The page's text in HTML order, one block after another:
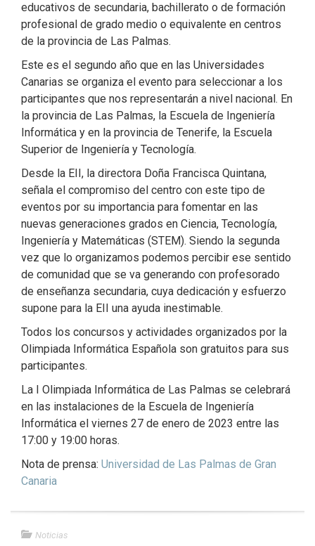
educativos de secundaria, bachillerato o de formación
profesional de grado medio o equivalente en centros
de la provincia de Las Palmas.
Este es el segundo año que en las Universidades
Canarias se organiza el evento para seleccionar a los
participantes que nos representarán a nivel nacional. En
la provincia de Las Palmas, la Escuela de Ingeniería
Informática y en la provincia de Tenerife, la Escuela
Superior de Ingeniería y Tecnología.
Desde la EII, la directora Doña Francisca Quintana,
señala el compromiso del centro con este tipo de
eventos por su importancia para fomentar en las
nuevas generaciones grados en Ciencia, Tecnología,
Ingeniería y Matemáticas (STEM). Siendo la segunda
vez que lo organizamos podemos percibir ese sentido
de comunidad que se va generando con profesorado
de enseñanza secundaria, cuya dedicación y esfuerzo
supone para la EII una ayuda inestimable.
Todos los concursos y actividades organizados por la
Olimpiada Informática Española son gratuitos para sus
participantes.
La I Olimpiada Informática de Las Palmas se celebrará
en las instalaciones de la Escuela de Ingeniería
Informática el viernes 27 de enero de 2023 entre las
17:00 y 19:00 horas.
Nota de prensa: Universidad de Las Palmas de Gran
Canaria
Noticias